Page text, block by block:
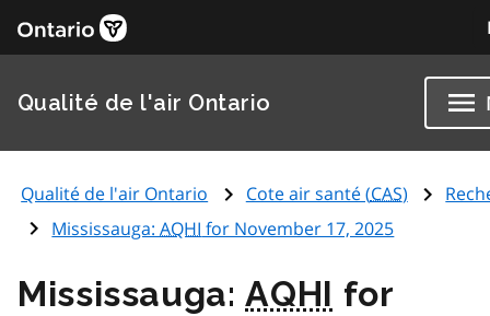
Qualité de l'air Ontario
Qualité de l'air Ontario Cote air santé (CAS)
Mississauga:AQHI for November 17, 2025
Mississauga:AQHI for